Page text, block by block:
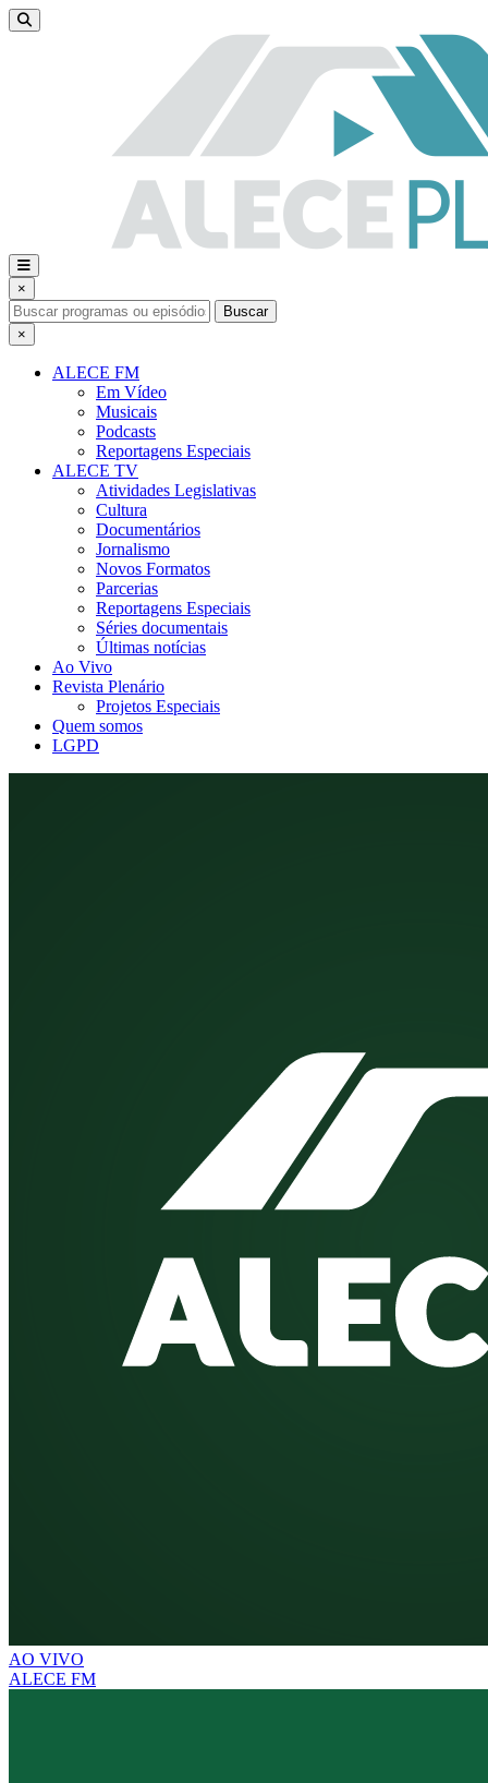
×
Buscar
×
ALECE FM
Em Vídeo
Musicais
Podcasts
Reportagens Especiais
ALECE TV
Atividades Legislativas
Cultura
Documentários
Jornalismo
Novos Formatos
Parcerias
Reportagens Especiais
Séries documentais
Últimas notícias
Ao Vivo
Revista Plenário
Projetos Especiais
Quem somos
LGPD
AO VIVO
ALECE FM